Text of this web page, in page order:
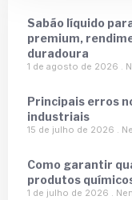
Sabão líquido
premium,
duradoura
1 de agosto de 2026
Principais erros
industriais
15 de julho de 2026
Como garantir
produtos
1 de julho de 2026